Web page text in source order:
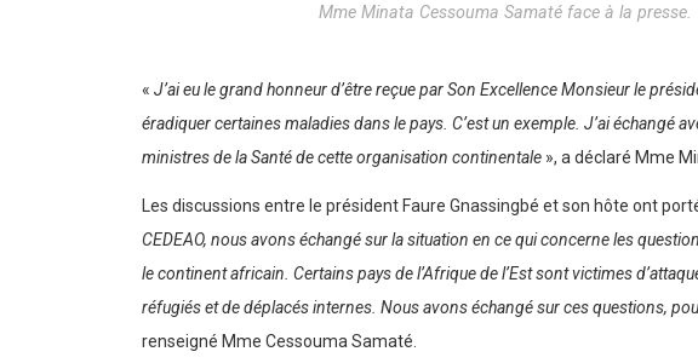
Mme Minata Cessouma Samaté face à la presse.
« J’ai eu le grand honneur d’être reçue par Son Excellence Monsieur le
éradiquer certaines maladies dans le pays. C’est un exemple. J’ai échangé
ministres de la Santé de cette organisation continentale », a déclaré Mme
Les discussions entre le président Faure Gnassingbé et son hôte ont
CEDEAO, nous avons échangé sur la situation en ce qui concerne les
le continent africain. Certains pays de l’Afrique de l’Est sont victimes
réfugiés et de déplacés internes. Nous avons échangé sur ces questions,
renseigné Mme Cessouma Samaté.